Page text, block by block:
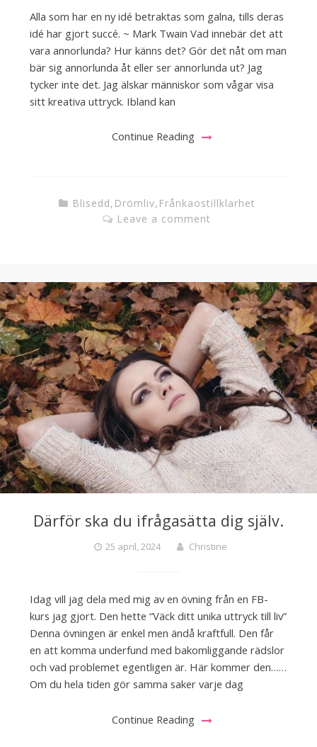
Alla som har en ny idé betraktas som galna, tills deras
idé har gjort succé. ~ Mark Twain Vad innebär det att
vara annorlunda? Hur känns det? Gör det nåt om man
bär sig annorlunda åt eller ser annorlunda ut? Jag
tycker inte det. Jag älskar människor som vågar visa
sitt kreativa uttryck. Ibland kan
Continue Reading
Blisedd, Drömliv, Frånkaostillklarhet
Leave a comment
Därför ska du ifrågasätta dig själv.
25 april, 2024 Christine
Idag vill jag dela med mig av en övning från en FB-
kurs jag gjort. Den hette “Väck ditt unika uttryck till liv”
Denna övningen är enkel men ändå kraftfull. Den får
en att komma underfund med bakomliggande rädslor
och vad problemet egentligen är. Här kommer den……
Om du hela tiden gör samma saker varje dag
Continue Reading